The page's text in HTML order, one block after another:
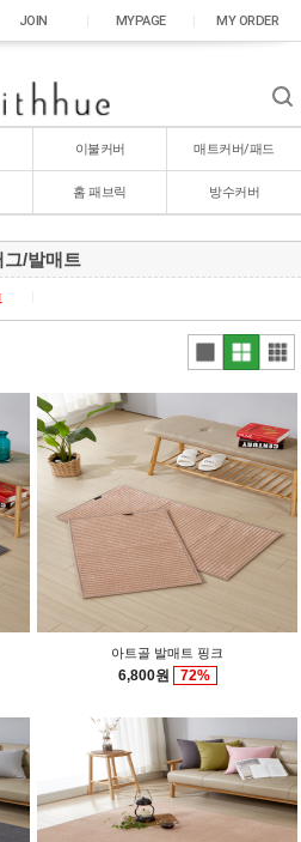
JOIN MYPAGE MY ORDER
이불커버 매트커버/패드
홈 패브릭 방수커버
그/발매트
아트골 발매트 핑크
6,800원 72%